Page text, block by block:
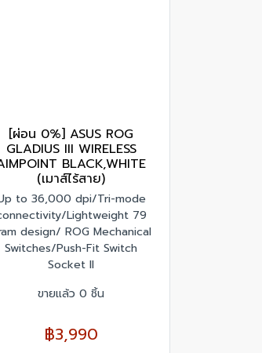
[ผ่อน 0%] ASUS ROG
GLADIUS III WIRELESS
BLACK,WHITE
(เมาส์ไร้สาย)
to 36,000 dpi/Tri-mode
Lightweight 79
design/ ROG Mechanical
Switches/Push-Fit Switch
Socket II
ขายแล้ว 0 ชิ้น
฿3,990